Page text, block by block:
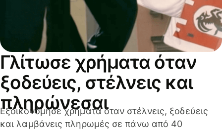
Γλίτωσε χρήματα όταν
ξοδεύεις, στέλνεις και
πληρώνεσαι
Εξοικονόμησε χρήματα όταν στέλνεις, ξοδεύεις
και λαμβάνεις πληρωμές σε πάνω από 40